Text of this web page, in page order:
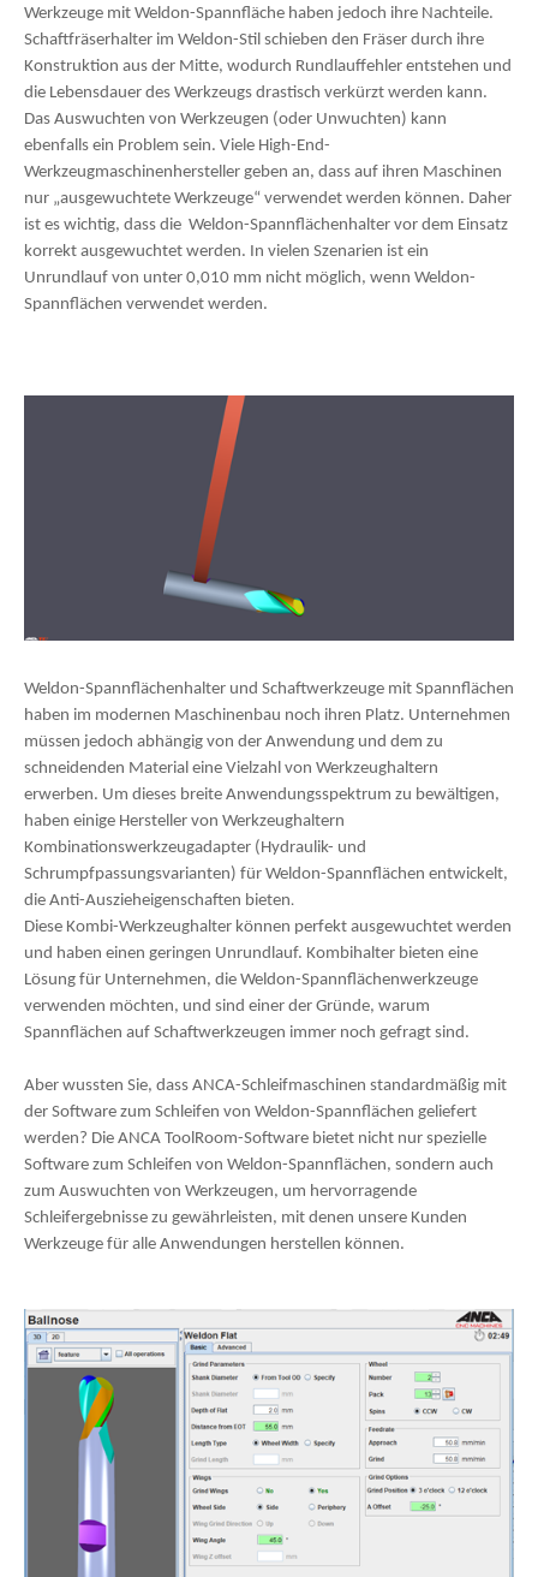
Werkzeuge mit Weldon-Spannfläche haben jedoch ihre Nachteile.
Schaftfräserhalter im Weldon-Stil schieben den Fräser durch ihre
Konstruktion aus der Mitte, wodurch Rundlauffehler entstehen und
die Lebensdauer des Werkzeugs drastisch verkürzt werden kann.
Das Auswuchten von Werkzeugen (oder Unwuchten) kann
ebenfalls ein Problem sein. Viele High-End-
Werkzeugmaschinenhersteller geben an, dass auf ihren Maschinen
nur „ausgewuchtete Werkzeuge“ verwendet werden können. Daher
ist es wichtig, dass die Weldon-Spannflächenhalter vor dem Einsatz
korrekt ausgewuchtet werden. In vielen Szenarien ist ein
Unrundlauf von unter 0,010 mm nicht möglich, wenn Weldon-
Spannflächen verwendet werden.
Weldon-Spannflächenhalter und Schaftwerkzeuge mit Spannflächen
haben im modernen Maschinenbau noch ihren Platz. Unternehmen
müssen jedoch abhängig von der Anwendung und dem zu
schneidenden Material eine Vielzahl von Werkzeughaltern
erwerben. Um dieses breite Anwendungsspektrum zu bewältigen,
haben einige Hersteller von Werkzeughaltern
Kombinationswerkzeugadapter (Hydraulik- und
Schrumpfpassungsvarianten) für Weldon-Spannflächen entwickelt,
die Anti-Auszieheigenschaften bieten.
Diese Kombi-Werkzeughalter können perfekt ausgewuchtet werden
und haben einen geringen Unrundlauf. Kombihalter bieten eine
Lösung für Unternehmen, die Weldon-Spannflächenwerkzeuge
verwenden möchten, und sind einer der Gründe, warum
Spannflächen auf Schaftwerkzeugen immer noch gefragt sind.
Aber wussten Sie, dass ANCA-Schleifmaschinen standardmäßig mit
der Software zum Schleifen von Weldon-Spannflächen geliefert
werden? Die ANCA ToolRoom-Software bietet nicht nur spezielle
Software zum Schleifen von Weldon-Spannflächen, sondern auch
zum Auswuchten von Werkzeugen, um hervorragende
Schleifergebnisse zu gewährleisten, mit denen unsere Kunden
Werkzeuge für alle Anwendungen herstellen können.